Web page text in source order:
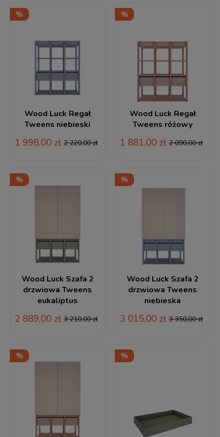
Wood Luck Regał
Tweens niebieski
1 998,00 zł 2 220,00 zł
Wood Luck Regał
Tweens różowy
1 881,00 zł 2 090,00 zł
Wood Luck Szafa 2
drzwiowa Tweens
eukaliptus
2 889,00 zł 3 210,00 zł
Wood Luck Szafa 2
drzwiowa Tweens
niebieska
3 015,00 zł 3 350,00 zł